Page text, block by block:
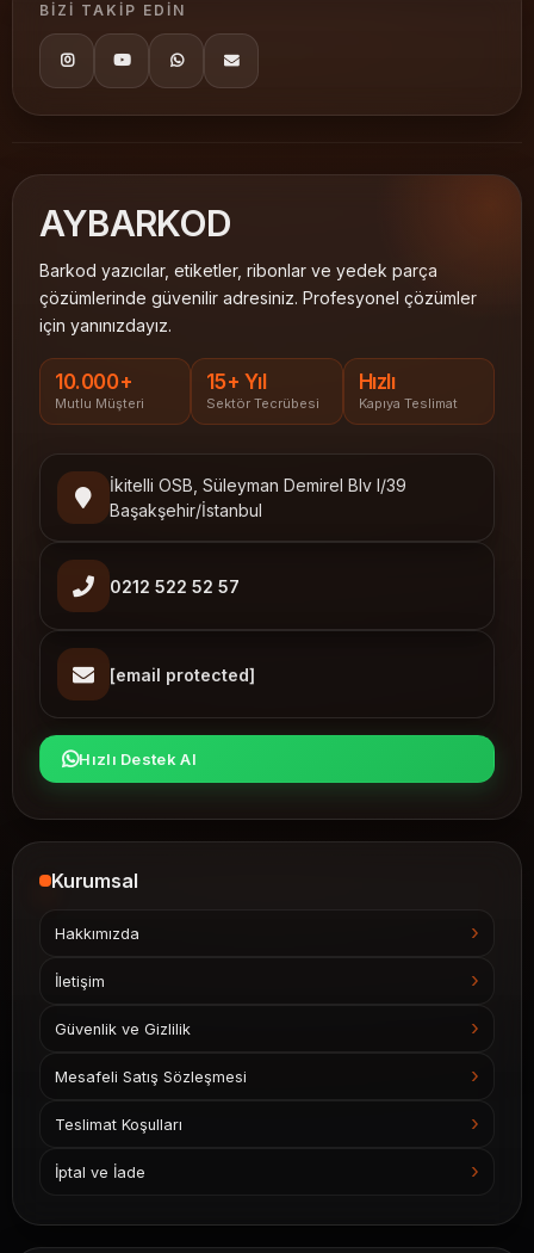
BIZI TAKIP EDIN
AYBARKOD
Barkod yazıcılar, etiketler, ribonlar ve yedek parça
çözümlerinde güvenilir adresiniz. Profesyonel çözümler
için yanınızdayız.
10.000+
Mutlu Müşteri
15+ Yıl
Sektör Tecrübesi
Hızlı
Kapıya Teslimat
İkitelli OSB, Süleyman Demirel Blv I/39
Başakşehir/İstanbul
0212 522 52 57
[email protected]
Hızlı Destek Al
Kurumsal
Hakkımızda
İletişim
Güvenlik ve Gizlilik
Mesafeli Satış Sözleşmesi
Teslimat Koşulları
İptal ve İade